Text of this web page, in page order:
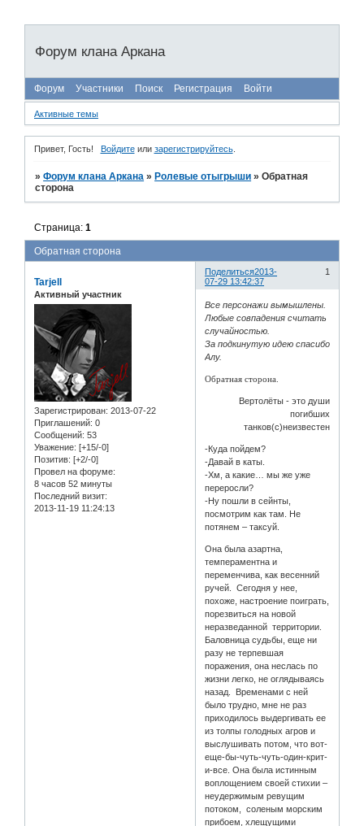
Форум клана Аркана
Форум Участники Поиск Регистрация Войти
Активные темы
Привет, Гость! Войдитеили зарегистрируйтесь.
»Форум клана Аркана » Ролевые отыгрыши »Обратная
сторона
Обратная сторона
Страница:1
Поделиться 1
2013-
07-29 13:42:37
Tarjell
Активный участник
Зарегистрирован: 2013-07-22
Приглашений: 0
Сообщений: 53
Уважение: [+15/-0]
Позитив: [+2/-0]
Провел на форуме:
8 часов 52 минуты
Последний визит:
2013-11-19 11:24:13
Все персонажи вымышлены.
Любые совпадения считать
случайностью.
За подкинутую идею спасибо
Алу.
Обратная сторона.
Вертолёты - это души
погибших
танков(с)неизвестен
-Куда пойдем?
-Давай в каты.
-Хм, а какие… мы же уже
переросли?
-Ну пошли в сейнты,
посмотрим как там. Не
потянем – таксуй.
Она была азартна,
темпераментна и
переменчива, как весенний
ручей. Сегодня у нее,
похоже, настроение поиграть,
порезвиться на новой
неразведанной территории.
Баловница судьбы, еще ни
разу не терпевшая
поражения, она неслась по
жизни легко, не оглядываясь
назад. Временами с ней
было трудно, мне не раз
приходилось выдергивать ее
из толпы голодных агров и
выслушивать потом, что вот-
еще-бы-чуть-чуть-один-крит-
и-все. Она была истинным
воплощением своей стихии –
неудержимым ревущим
потоком, соленым морским
прибоем, хлещущими